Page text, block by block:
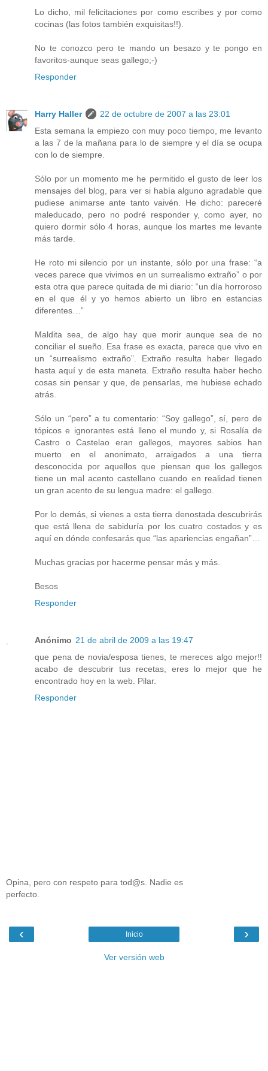
Lo dicho, mil felicitaciones por como escribes y por como
cocinas (las fotos también exquisitas!!).
No te conozco pero te mando un besazo y te pongo en
favoritos-aunque seas gallego;-)
Responder
Harry Haller
22 de octubre de 2007 a las 23:01
Esta semana la empiezo con muy poco tiempo, me levanto
a las 7 de la mañana para lo de siempre y el día se ocupa
con lo de siempre.
Sólo por un momento me he permitido el gusto de leer los
mensajes del blog, para ver si había alguno agradable que
pudiese animarse ante tanto vaivén. He dicho: pareceré
maleducado, pero no podré responder y, como ayer, no
quiero dormir sólo 4 horas, aunque los martes me levante
más tarde.
He roto mi silencio por un instante, sólo por una frase: “a
veces parece que vivimos en un surrealismo extraño” o por
esta otra que parece quitada de mi diario: “un día horroroso
en el que él y yo hemos abierto un libro en estancias
diferentes…”
Maldita sea, de algo hay que morir aunque sea de no
conciliar el sueño. Esa frase es exacta, parece que vivo en
un “surrealismo extraño”. Extraño resulta haber llegado
hasta aquí y de esta maneta. Extraño resulta haber hecho
cosas sin pensar y que, de pensarlas, me hubiese echado
atrás.
Sólo un “pero” a tu comentario: “Soy gallego”, sí, pero de
tópicos e ignorantes está lleno el mundo y, si Rosalía de
Castro o Castelao eran gallegos, mayores sabios han
muerto en el anonimato, arraigados a una tierra
desconocida por aquellos que piensan que los gallegos
tiene un mal acento castellano cuando en realidad tienen
un gran acento de su lengua madre: el gallego.
Por lo demás, si vienes a esta tierra denostada descubrirás
que está llena de sabiduría por los cuatro costados y es
aquí en dónde confesarás que “las apariencias engañan”…
Muchas gracias por hacerme pensar más y más.
Besos
Responder
Anónimo 21 de abril de 2009 a las 19:47
que pena de novia/esposa tienes, te mereces algo mejor!!
acabo de descubrir tus recetas, eres lo mejor que he
encontrado hoy en la web. Pilar.
Responder
Opina, pero con respeto para tod@s. Nadie es
perfecto.
‹ ›
Inicio
Ver versión web